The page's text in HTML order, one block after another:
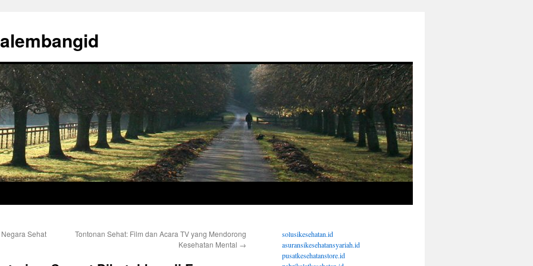
Sehat
Tontonan Sehat: Film dan Acara TV yang Mendorong
Kesehatan Mental →
solusikesehatan.id
asuransikesehatansyariah.id
pusatkesehatanstore.id